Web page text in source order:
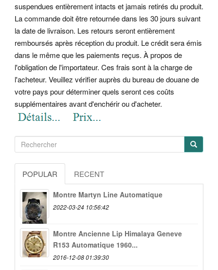
suspendues entièrement intacts et jamais retirés du produit.
La commande doit être retournée dans les 30 jours suivant
la date de livraison. Les retours seront entièrement
remboursés après réception du produit. Le crédit sera émis
dans le même que les paiements reçus. À propos de
l'obligation de l'importateur. Ces frais sont à la charge de
l'acheteur. Veuillez vérifier auprès du bureau de douane de
votre pays pour déterminer quels seront ces coûts
supplémentaires avant d'enchérir ou d'acheter.
POPULAR RECENT
Montre Martyn Line Automatique
2022-03-24 10:56:42
Montre Ancienne Lip Himalaya Geneve
R153 Automatique 1960...
2016-12-08 01:39:30